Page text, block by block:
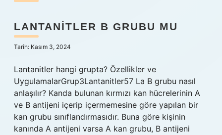
LANTANITLER B GRUBU MU
Tarih: Kasım 3, 2024
Lantanitler hangi grupta? Özellikler ve
UygulamalarGrup3Lantanitler57 La B grubu nasıl
anlaşılır? Kanda bulunan kırmızı kan hücrelerinin A
ve B antijeni içerip içermemesine göre yapılan bir
kan grubu sınıflandırmasıdır. Buna göre kişinin
kanında A antijeni varsa A kan grubu, B antijeni